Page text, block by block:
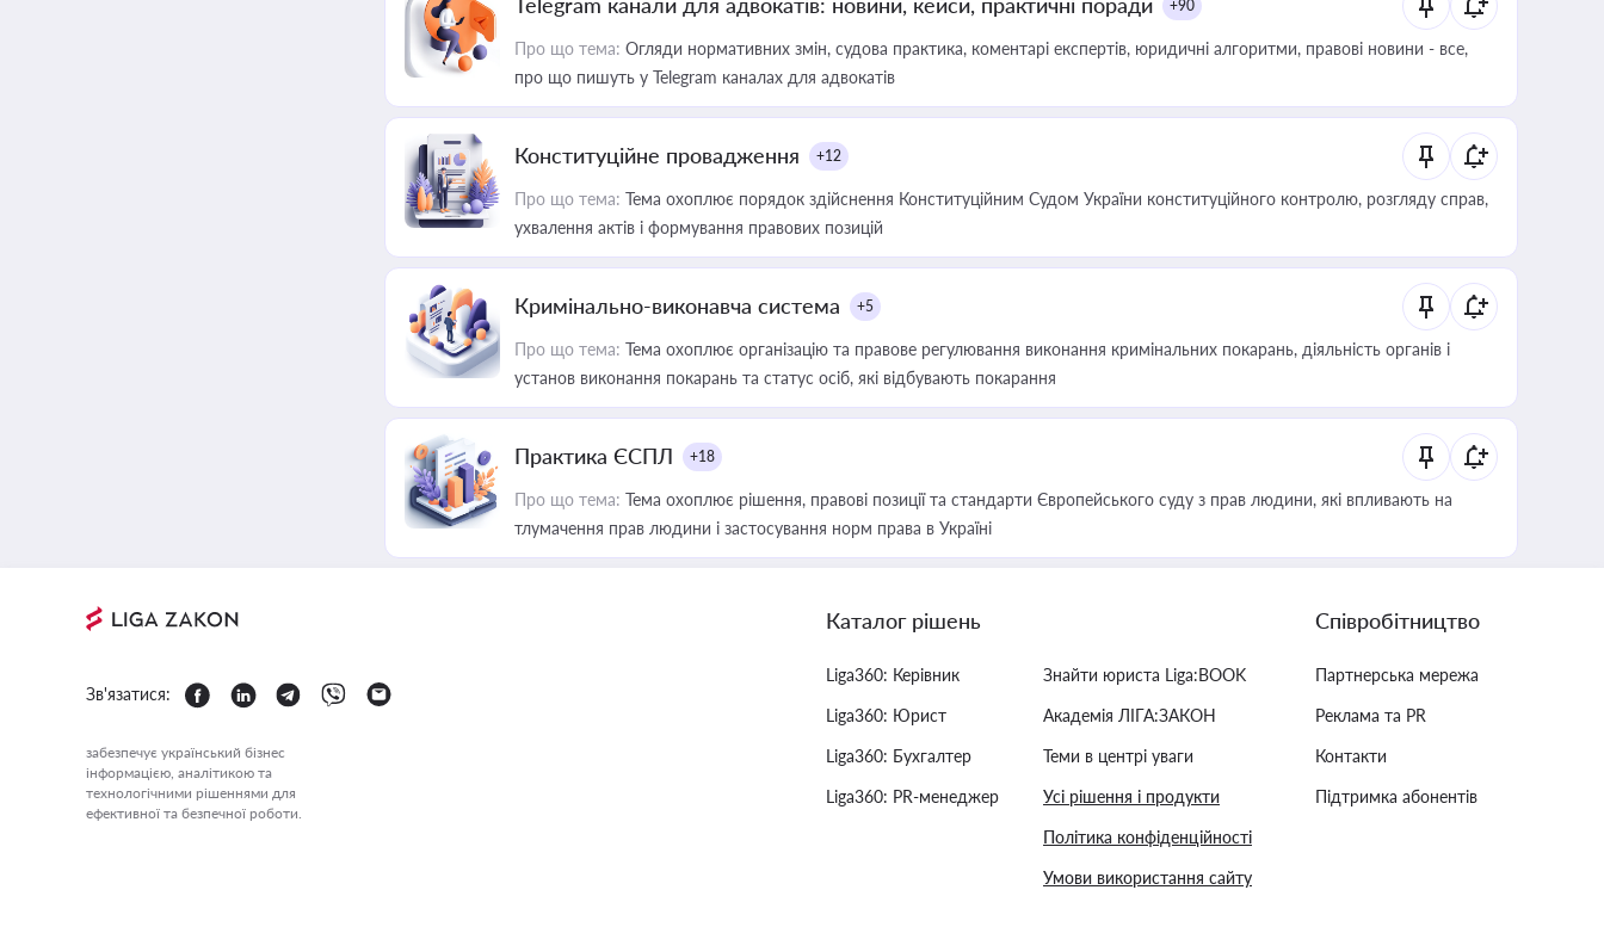
+90
Про що тема: Огляди нормативних змін, судова практика, коментарі експертів, юридичні алгоритми, правові новини - все,
про що пишуть у Telegram каналах для адвокатів
Конституційне провадження +12
Про що тема: Тема охоплює порядок здійснення Конституційним Судом України конституційного контролю, розгляду справ,
ухвалення актів і формування правових позицій
Кримінально-виконавча система +5
Про що тема: Тема охоплює організацію та правове регулювання виконання кримінальних покарань, діяльність органів і
установ виконання покарань та статус осіб, які відбувають покарання
Практика ЄСПЛ +18
Про що тема: Тема охоплює рішення, правові позиції та стандарти Європейського суду з прав людини, які впливають на
тлумачення прав людини і застосування норм права в Україні
Зв'язатися:
забезпечує український бізнес
інформацією, аналітикою та
технологічними рішеннями для
ефективної та безпечної роботи.
Каталог рішень
Liga360: Керівник
Liga360: Юрист
Liga360: Бухгалтер
Liga360: PR-менеджер
Знайти юриста Liga:BOOK
Академія ЛІГА:ЗАКОН
Теми в центрі уваги
Усі рішення і продукти
Політика конфіденційності
Умови використання сайту
Співробітництво
Партнерська мережа
Реклама та PR
Контакти
Підтримка абонентів